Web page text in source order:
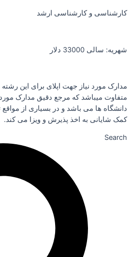
کارشناسی و کارشناسی ارشد
شهریه: سالی 33000 دلار
مدارک مورد نیاز جهت اپلای برای این
متفاوت میباشد که مرجع دقیق مدارک
دانشگاه ها می باشد و در بسیاری از
کمک شایانی به اخذ پذیرش و ویزا می کند.
Search